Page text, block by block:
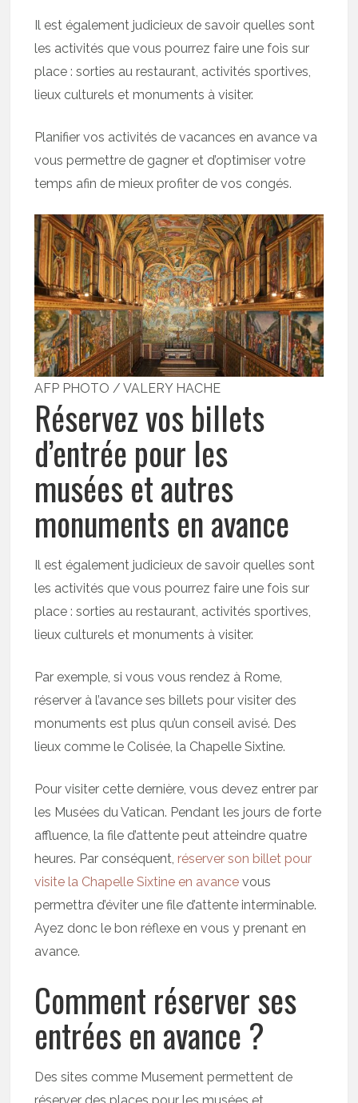
Il est également judicieux de savoir quelles sont
les activités que vous pourrez faire une fois sur
place : sorties au restaurant, activités sportives,
lieux culturels et monuments à visiter.
Planifier vos activités de vacances en avance va
vous permettre de gagner et d’optimiser votre
temps afin de mieux profiter de vos congés.
AFP PHOTO / VALERY HACHE
Réservez vos billets
d’entrée pour les
musées et autres
monuments en avance
Il est également judicieux de savoir quelles sont
les activités que vous pourrez faire une fois sur
place : sorties au restaurant, activités sportives,
lieux culturels et monuments à visiter.
Par exemple, si vous vous rendez à Rome,
réserver à l’avance ses billets pour visiter des
monuments est plus qu’un conseil avisé. Des
lieux comme le Colisée, la Chapelle Sixtine.
Pour visiter cette dernière, vous devez entrer par
les Musées du Vatican. Pendant les jours de forte
affluence, la file d’attente peut atteindre quatre
heures. Par conséquent, réserver son billet pour
visite la Chapelle Sixtine en avance vous
permettra d’éviter une file d’attente interminable.
Ayez donc le bon réflexe en vous y prenant en
avance.
Comment réserver ses
entrées en avance ?
Des sites comme Musement permettent de